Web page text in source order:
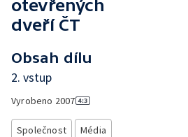
otevřených
dveří ČT
Obsah dílu
2. vstup
Vyrobeno 2007
Společnost Média